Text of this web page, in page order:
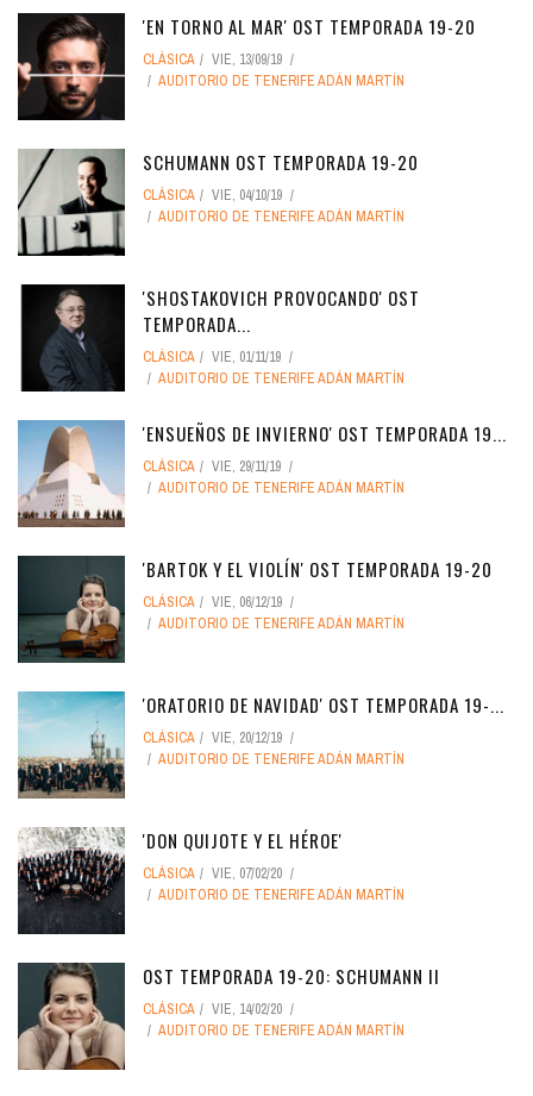
'EN TORNO AL MAR' OST TEMPORADA 19-20
CLÁSICA
VIE, 13/09/19
AUDITORIO DE TENERIFE ADÁN MARTÍN
SCHUMANN OST TEMPORADA 19-20
CLÁSICA
VIE, 04/10/19
AUDITORIO DE TENERIFE ADÁN MARTÍN
'SHOSTAKOVICH PROVOCANDO' OST
TEMPORADA...
CLÁSICA
VIE, 01/11/19
AUDITORIO DE TENERIFE ADÁN MARTÍN
'ENSUEÑOS DE INVIERNO' OST TEMPORADA 19...
CLÁSICA
VIE, 29/11/19
AUDITORIO DE TENERIFE ADÁN MARTÍN
'BARTOK Y EL VIOLÍN' OST TEMPORADA 19-20
CLÁSICA
VIE, 06/12/19
AUDITORIO DE TENERIFE ADÁN MARTÍN
'ORATORIO DE NAVIDAD' OST TEMPORADA 19-...
CLÁSICA
VIE, 20/12/19
AUDITORIO DE TENERIFE ADÁN MARTÍN
'DON QUIJOTE Y EL HÉROE'
CLÁSICA
VIE, 07/02/20
AUDITORIO DE TENERIFE ADÁN MARTÍN
OST TEMPORADA 19-20: SCHUMANN II
CLÁSICA
VIE, 14/02/20
AUDITORIO DE TENERIFE ADÁN MARTÍN